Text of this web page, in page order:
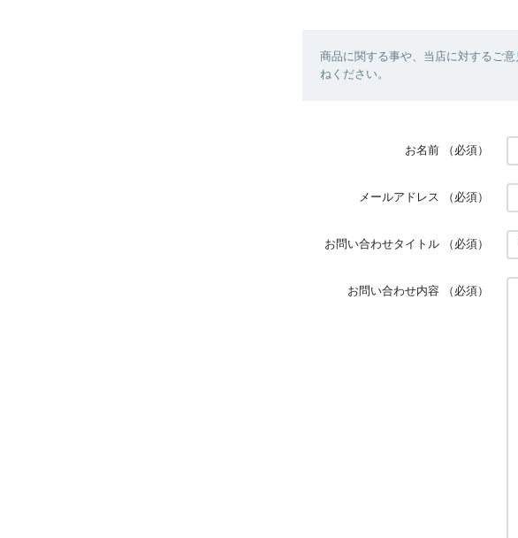
商品に関する事や、当店に対するご
ねください。
お名前 （必須）
メールアドレス （必須）
お問い合わせタイトル （必須）
お問い合わせ内容 （必須）